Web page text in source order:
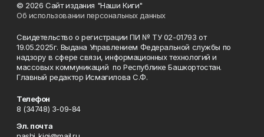
© 2026 Сайт издания "Наши Киги"
Об использовании персональных данных
Свидетельство о регистрации ПИ № ТУ 02-01793 от
19.05.2025г. Выдана Управлением Федеральной службы по
надзору в сфере связи, информационных технологий и
массовых коммуникаций по Республике Башкортостан.
Главный редактор Исмагилова С.Ф.
Телефон
8 (34748) 3-09-84
Эл. почта